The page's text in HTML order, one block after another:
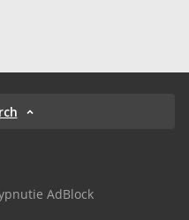
AdBlock